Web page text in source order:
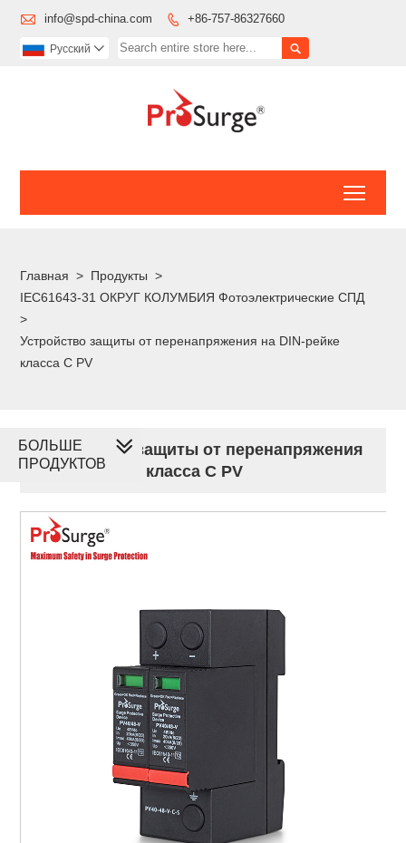
 info@spd-china.com  +86-757-86327660

Pусский 
Главная > Продукты >
IEC61643-31 ОКРУГ КОЛУМБИЯ Фотоэлектрические СПД
>
Устройство защиты от перенапряжения на DIN-рейке
класса C PV
Устройство защиты от перенапряжения
на DIN-рейке класса C PV
БОЛЬШЕ
ПРОДУКТОВ